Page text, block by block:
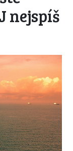
nejspíš